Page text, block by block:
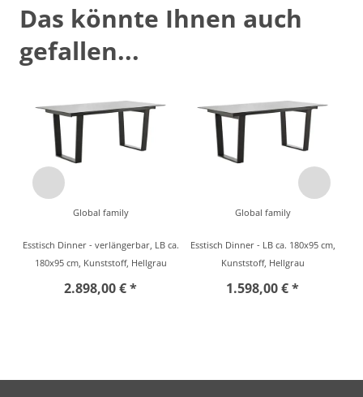
Das könnte Ihnen auch
gefallen...
Global family
Esstisch Dinner - verlängerbar, LB ca.
180x95 cm, Kunststoff, Hellgrau
2.898,00 € *
Global family
Esstisch Dinner - LB ca. 180x95 cm,
Kunststoff, Hellgrau
1.598,00 € *